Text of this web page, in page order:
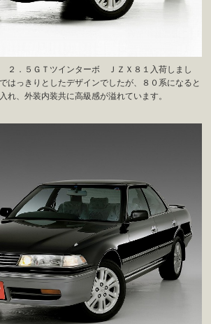
２．５ＧＴツインターボ ＪＺＸ８１入荷しまし
はっきりとしたデザインでしたが、８０系になると
れ、外装内装共に高級感が溢れています。